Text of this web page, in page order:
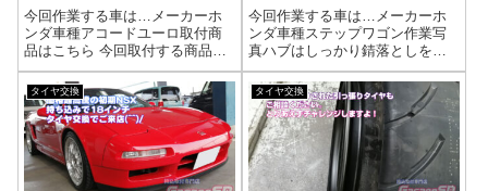
今回作業する車は…メーカーホ
ンダ車種アコードユーロ取付商
品はこちら 今回取付する商品
は…215/45ZR17 PROXES
sport作業写真ハブボルト破損し
ているので交換ですね(^^)/タイヤ
交換の工賃は？下記リンクで工
賃検索できます(^...
今回作業する車は…メーカーホ
ンダ車種ステップワゴン作業写
真ハブはしっかり錆落としをす
ると、ここまでキレイになりま
す。ホイールも錆を落としま
す。これでホイール取り付け時
にセンターが出やすくなって、
扁平ベリの軽減や燃費向上につ
ながります。タイヤ...
タイヤ交換 タイヤ交換